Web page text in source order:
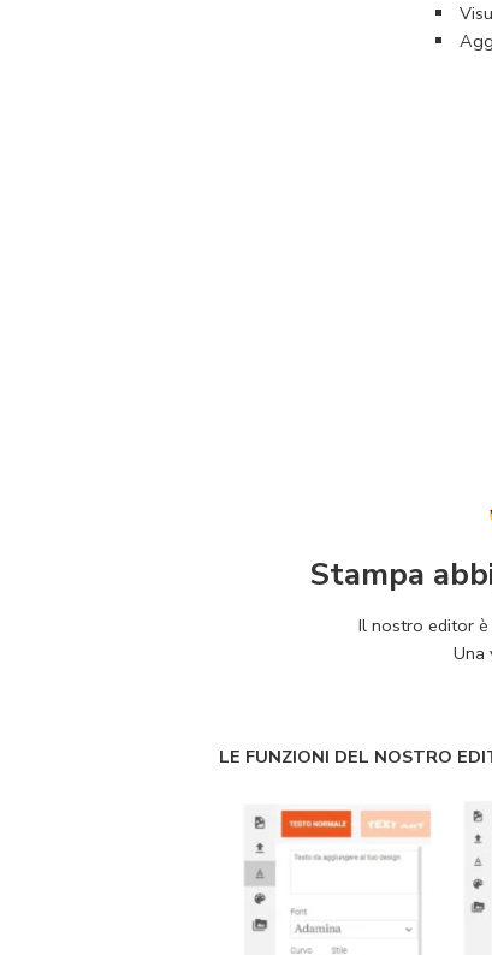
Stampa
Il nostro editor
Una
LE FUNZIONI DEL NOSTRO